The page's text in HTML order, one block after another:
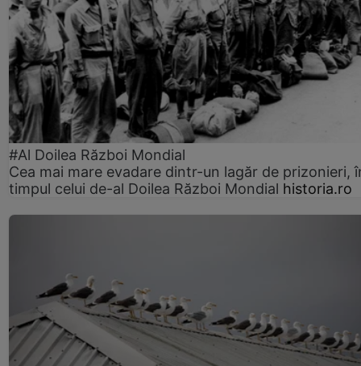
#Al Doilea Război Mondial
Cea mai mare evadare dintr-un lagăr de prizonieri,
timpul celui de-al Doilea Război Mondial historia.ro